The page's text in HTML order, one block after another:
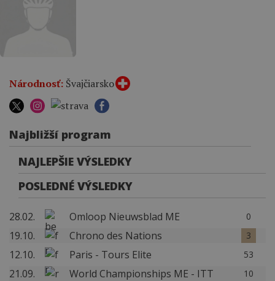
Národnosť: Švajčiarsko
Najbližší program
POSLEDNÉ VÝSLEDKY
28.02. Omloop Nieuwsblad ME 0
19.10. Chrono des Nations 3
12.10. Paris - Tours Elite 53
21.09. World Championships ME - ITT 10
NAJLEPŠIE VÝSLEDKY